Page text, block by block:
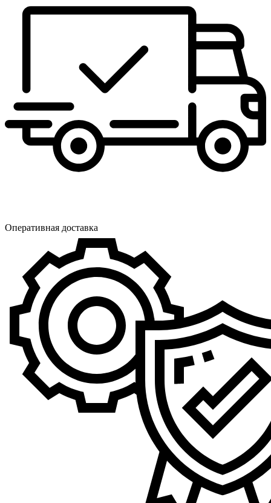
Оперативная доставка